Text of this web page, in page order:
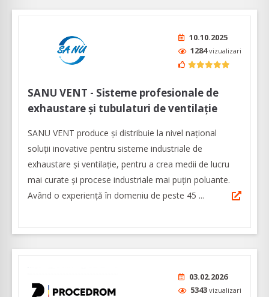
10.10.2025
1284vizualizari
SANU VENT - Sisteme profesionale de
exhaustare şi tubulaturi de ventilaţie
SANU VENT produce şi distribuie la nivel naţional
soluții inovative pentru sisteme industriale de
exhaustare și ventilație, pentru a crea medii de lucru
mai curate și procese industriale mai puțin poluante.
Având o experienţă în domeniu de peste 45 ...
03.02.2026
5343 vizualizari